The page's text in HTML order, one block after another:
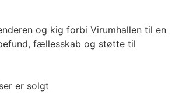
og kig forbi Virumhallen til en
fællesskab og støtte til
er solgt